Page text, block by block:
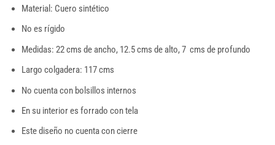
Material: Cuero sintético
No es rígido
Medidas: 22 cms de ancho, 12.5 cms de alto, 7 cms de profundo
Largo colgadera: 117 cms
No cuenta con bolsillos internos
En su interior es forrado con tela
Este diseño no cuenta con cierre